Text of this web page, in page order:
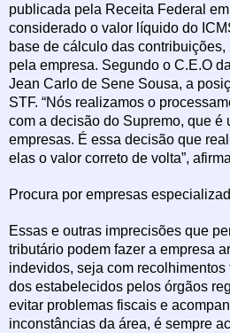
publicada pela Receita Federal
considerado o valor líquido do
base de cálculo das
pela empresa. Segundo o C.E.O
Jean Carlo de Sene Sousa, a
STF. “Nós realizamos o
com a decisão do Supremo, que é
empresas. É essa decisão que
elas o valor correto de volta”,
Procura por empresas
Essas e outras imprecisões que
tributário podem fazer a empresa
indevidos, seja com
dos estabelecidos pelos órgãos
evitar problemas fiscais e
inconstâncias da área, é sempre